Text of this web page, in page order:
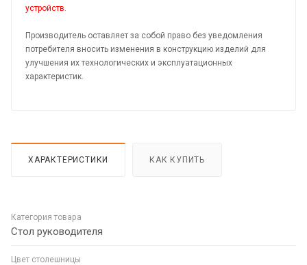
устройств.
Производитель оставляет за собой право без уведомления
потребителя вносить изменения в конструкцию изделий для
улучшения их технологических и эксплуатационных
характеристик.
ХАРАКТЕРИСТИКИ КАК КУПИТЬ
Категория товара
Стол руководителя
Цвет столешницы